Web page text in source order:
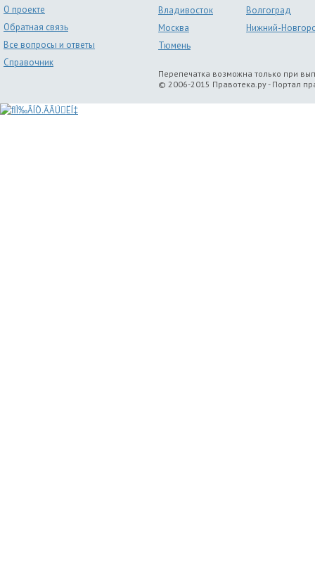
О проекте
Обратная связь
Все вопросы и ответы
Справочник
Владивосток
Волгоград
Москва
Нижний-
Тюмень
Перепечатка возможна только при
© 2006-2015 Правотека.ру - Портал